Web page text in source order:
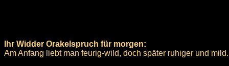
Ihr Widder Orakelspruch für morgen:
Am Anfang liebt man feurig-wild, doch später ruhiger und mild.